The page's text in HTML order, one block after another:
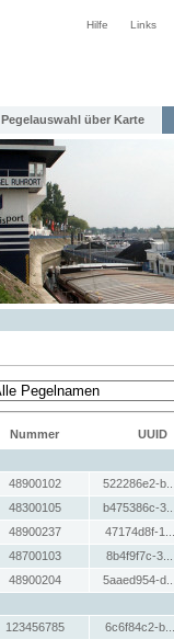
Hilfe Links
Pegelauswahl über Karte
Nummer UUID
48900102 522286e2-b...
48300105 b475386c-3...
48900237 47174d8f-1...
48700103 8b4f9f7c-3...
48900204 5aaed954-d...
123456785 6c6f84c2-b...